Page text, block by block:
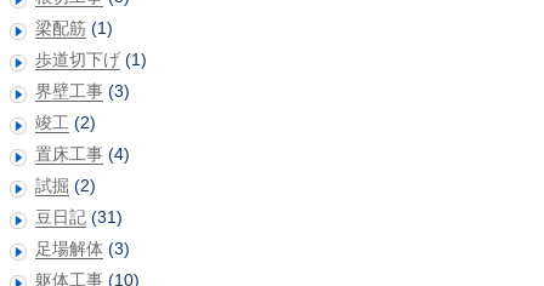
梁配筋 (1)
歩道切下げ (1)
界壁工事 (3)
竣工 (2)
置床工事 (4)
試掘 (2)
豆日記 (31)
足場解体 (3)
躯体工事 (10)